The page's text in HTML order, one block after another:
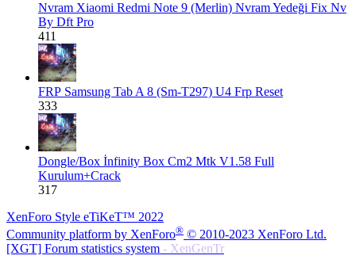
Nvram Xiaomi Redmi Note 9 (Merlin) Nvram Yedeği Fix Nv
By Dft Pro
411
FRP Samsung Tab A 8 (Sm-T297) U4 Frp Reset
333
Dongle/Box İnfinity Box Cm2 Mtk V1.58 Full
Kurulum+Crack
317
XenForo Style eTiKeT™ 2022
Community platform by XenForo® © 2010-2023 XenForo Ltd.
[XGT] Forum statistics system - XenGenTr